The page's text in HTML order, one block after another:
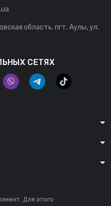
область, пгт. Аулы, ул.
СЕТЯХ
Для этого